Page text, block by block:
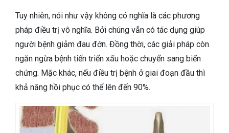
Tuy nhiên, nói như vậy không có nghĩa là các phương
pháp điều trị vô nghĩa. Bởi chúng vẫn có tác dụng giúp
người bệnh giảm đau đớn. Đồng thời, các giải pháp còn
ngăn ngừa bệnh tiến triển xấu hoặc chuyển sang biến
chứng. Mặc khác, nếu điều trị bệnh ở giai đoạn đầu thì
khả năng hồi phục có thể lên đến 90%.